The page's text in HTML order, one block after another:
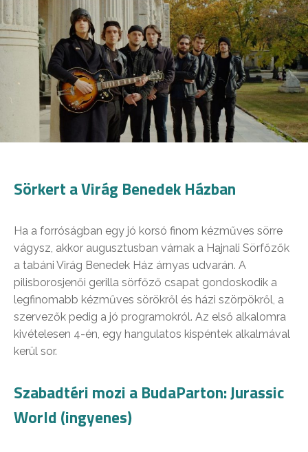
Sörkert a Virág Benedek Házban
Ha a forróságban egy jó korsó finom kézműves sörre
vágysz, akkor augusztusban várnak a Hajnali Sörfőzők
a tabáni Virág Benedek Ház árnyas udvarán. A
pilisborosjenői gerilla sörfőző csapat gondoskodik a
legfinomabb kézműves sörökről és házi szörpökről, a
szervezők pedig a jó programokról. Az első alkalomra
kivételesen 4-én, egy hangulatos kispéntek alkalmával
kerül sor.
Szabadtéri mozi a BudaParton: Jurassic
World (ingyenes)